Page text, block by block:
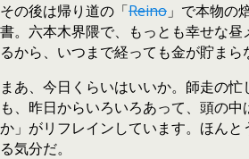
その後は帰り道の「Reino 」で本物の
書。六本木界隈で、もっとも幸せな昼
るから、いつまで経っても金が貯まら
まあ、今日くらいはいいか。師走の
も、昨日からいろいろあって、頭の
か」がリフレインしています。ほんと
る気分だ。